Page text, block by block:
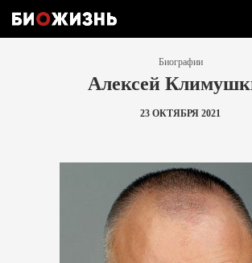
Биографии
Алексей
23 ОКТЯБРЯ 2021